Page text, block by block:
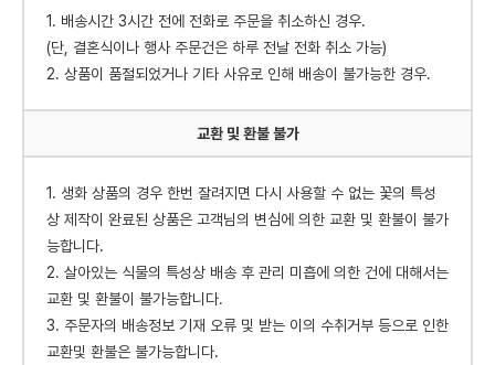
1. 배송시간 3시간 전에 전화로 주문을 취소하신 경우.
(단, 결혼식이나 행사 주문건은 하루 전날 전화 취소 가능)
2. 상품이 품절되었거나 기타 사유로 인해 배송이 불가능한 경우.
교환 및 환불 불가
1. 생화 상품의 경우 한번 잘려지면 다시 사용할 수 없는 꽃의 특성
상 제작이 완료된 상품은 고객님의 변심에 의한 교환 및 환불이 불가
능합니다.
2. 살아있는 식물의 특성상 배송 후 관리 미흡에 의한 건에 대해서는
교환 및 환불이 불가능합니다.
3. 주문자의 배송정보 기재 오류 및 받는 이의 수취거부 등으로 인한
교환및 환불은 불가능합니다.